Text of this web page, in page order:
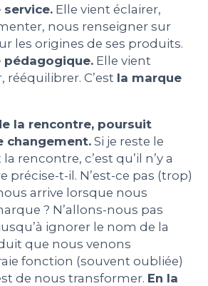
service. Elle vient éclairer,
nous renseigner sur
les origines de ses produits.
pédagogique. Elle vient
rééquilibrer. C’est la marque
la rencontre, poursuit
changement. Si je reste le
rencontre, c’est qu’il n’y a
précise-t-il. N’est-ce pas (trop)
arrive lorsque nous
? N’allons-nous pas
ignorer le nom de la
que nous venons
fonction (souvent oubliée)
de nous transformer. En la